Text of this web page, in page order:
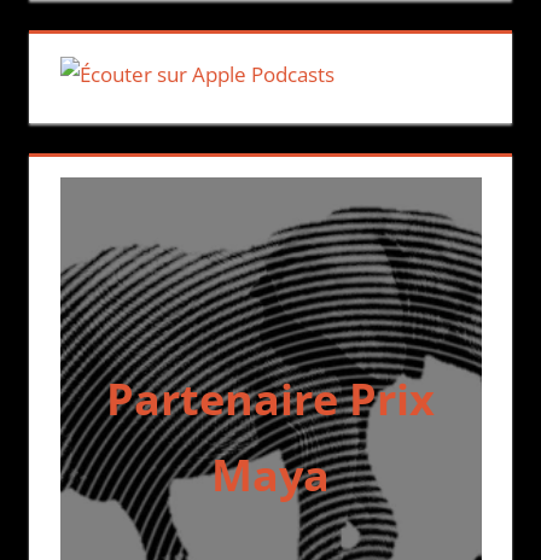
Partenaire Prix
Maya